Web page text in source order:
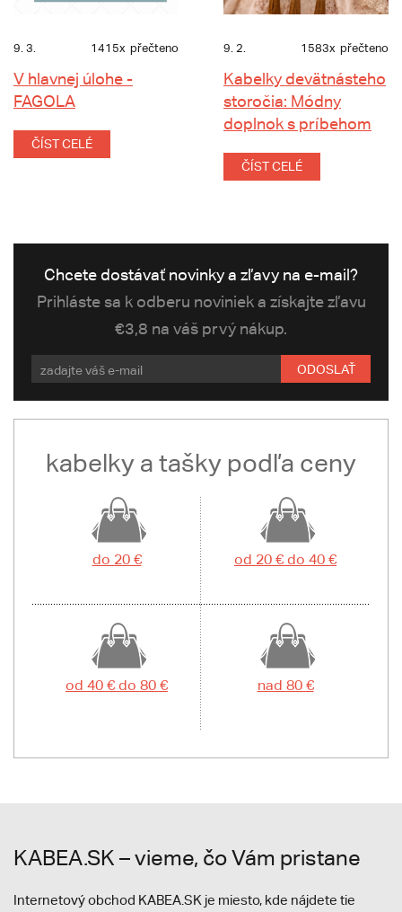
9. 3. 1415x přečteno
V hlavnej úlohe -
FAGOLA
ČÍST CELÉ
9. 2. 1583x přečteno
Kabelky devätnásteho
storočia: Módny
doplnok s príbehom
ČÍST CELÉ
Chcete dostávať novinky a zľavy na e-mail?
Prihláste sa k odberu noviniek a získajte zľavu
€3,8 na váš prvý nákup.
ODOSLAŤ
kabelky a tašky podľa ceny
do 20 € od 20 € do 40 €
od 40 € do 80 € nad 80 €
KABEA.SK – vieme, čo Vám pristane
Internetový obchod KABEA.SK je miesto, kde nájdete tie